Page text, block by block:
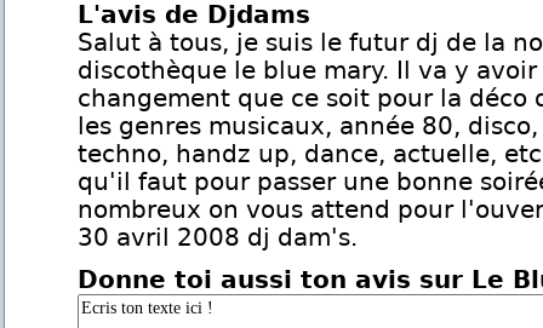
L'avis de Djdams
Salut à tous, je suis le futur dj de la
discothèque le blue mary. Il va y avoir
changement que ce soit pour la déco
les genres musicaux, année 80,
techno, handz up, dance, actuelle,
qu'il faut pour passer une bonne
nombreux on vous attend pour
30 avril 2008 dj dam's.
Donne toi aussi ton avis sur Le